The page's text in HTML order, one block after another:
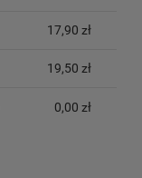
17,90 zł
19,50 zł
0,00 zł